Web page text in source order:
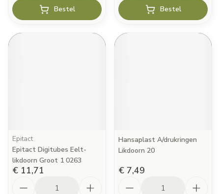
Bestel Bestel
Epitact
Epitact Digitubes Eelt-
likdoorn Groot 1 0263
€ 11,71
Hansaplast A/drukringen
Likdoorn 20
€ 7,49